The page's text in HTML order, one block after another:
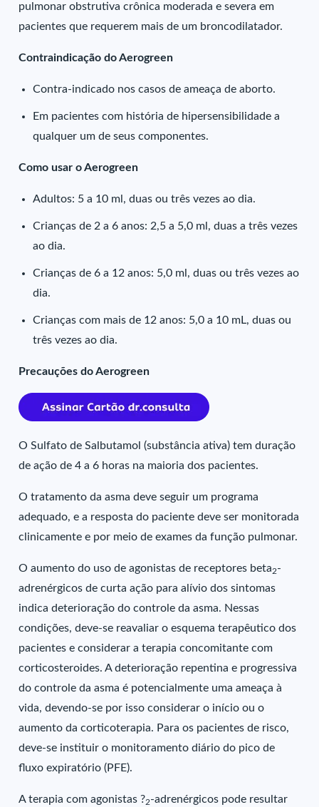
pulmonar obstrutiva crônica moderada e severa em
pacientes que requerem mais de um broncodilatador.
Contraindicação do Aerogreen
Contra-indicado nos casos de ameaça de aborto.
Em pacientes com história de hipersensibilidade a
qualquer um de seus componentes.
Como usar o Aerogreen
Adultos: 5 a 10 ml, duas ou três vezes ao dia.
Crianças de 2 a 6 anos: 2,5 a 5,0 ml, duas a três vezes
ao dia.
Crianças de 6 a 12 anos: 5,0 ml, duas ou três vezes ao
dia.
Crianças com mais de 12 anos: 5,0 a 10 mL, duas ou
três vezes ao dia.
Precauções do Aerogreen
O Sulfato de Salbutamol (substância ativa) tem duração
de ação de 4 a 6 horas na maioria dos pacientes.
O tratamento da asma deve seguir um programa
adequado, e a resposta do paciente deve ser monitorada
clinicamente e por meio de exames da função pulmonar.
O aumento do uso de agonistas de receptores beta2-
adrenérgicos de curta ação para alívio dos sintomas
indica deterioração do controle da asma. Nessas
condições, deve-se reavaliar o esquema terapêutico dos
pacientes e considerar a terapia concomitante com
corticosteroides. A deterioração repentina e progressiva
do controle da asma é potencialmente uma ameaça à
vida, devendo-se por isso considerar o início ou o
aumento da corticoterapia. Para os pacientes de risco,
deve-se instituir o monitoramento diário do pico de
fluxo expiratório (PFE).
A terapia com agonistas ?2-adrenérgicos pode resultar